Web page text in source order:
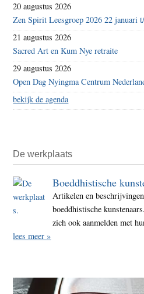
20 augustus 2026
Zen Spirit Leesgroep 2026 22 januari
21 augustus 2026
Sacred Art en Kum Nye retraite
29 augustus 2026
Open Dag Nyingma Centrum
bekijk de agenda
De werkplaats
Boeddhistische
Artikelen en
boeddhistische
zich ook aanmelden met
lees meer »